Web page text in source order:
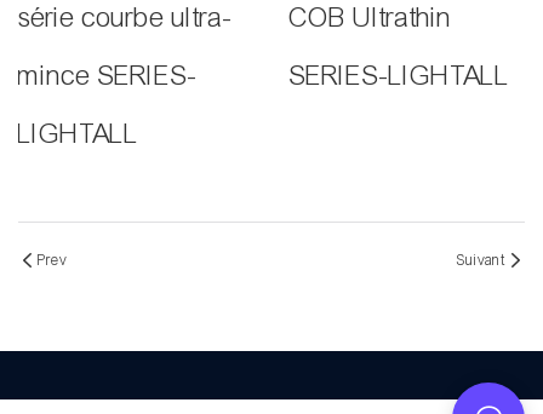
série courbe ultra-
mince SERIES-
LIGHTALL
COB Ultrathin
SERIES-LIGHTALL
Prev Suivant